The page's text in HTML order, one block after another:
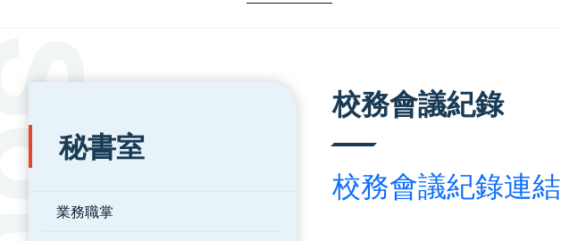
:::
秘書室
業務職掌
校務會議紀錄
校務會議紀錄連結